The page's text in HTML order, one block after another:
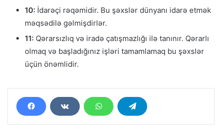
10: İdarəçi rəqəmidir. Bu şəxslər dünyanı idarə etmək
məqsədilə gəlmişdirlər.
11: Qərarsızlıq və iradə çatışmazlığı ilə tanınır. Qərarlı
olmaq və başladığınız işləri tamamlamaq bu şəxslər
üçün önəmlidir.